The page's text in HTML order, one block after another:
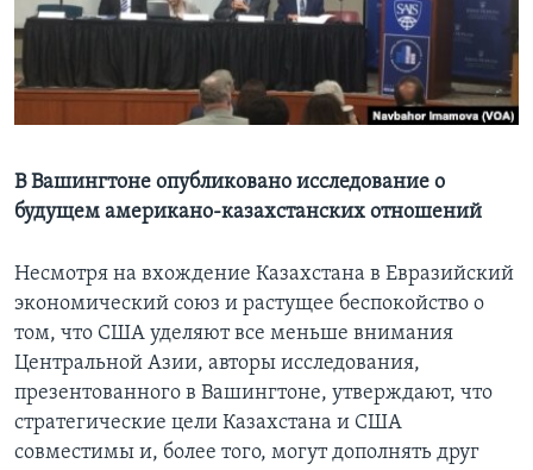
Learning English
СОЦИАЛЬНЫЕ СЕТИ
Языки
В Вашингтоне опубликовано исследование о
будущем американо-казахстанских отношений
Несмотря на вхождение Казахстана в Евразийский
экономический союз и растущее беспокойство о
том, что США уделяют все меньше внимания
Центральной Азии, авторы исследования,
презентованного в Вашингтоне, утверждают, что
стратегические цели Казахстана и США
совместимы и, более того, могут дополнять друг